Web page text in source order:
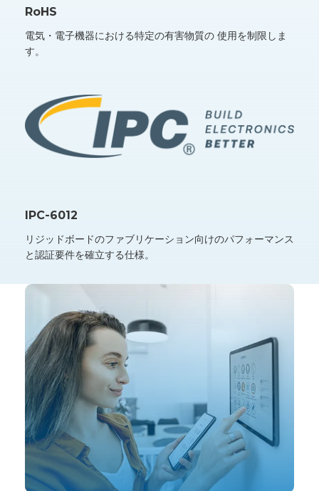
RoHS
電気・電子機器における特定の有害物質の 使用を制限しま
す。
IPC-6012
リジッドボードのファブリケーション向けのパフォーマンス
と認証要件を確立する仕様。